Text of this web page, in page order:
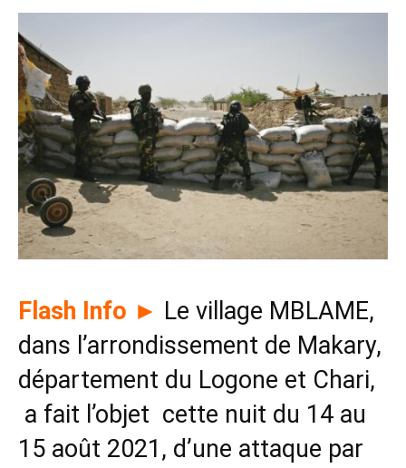
Flash Info ► Le village MBLAME,
dans l’arrondissement de Makary,
département du Logone et Chari,
a fait l’objet cette nuit du 14 au
15 août 2021, d’une attaque par